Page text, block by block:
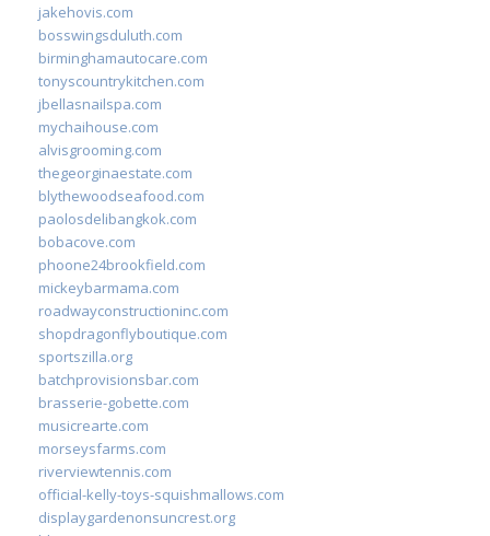
jakehovis.com
bosswingsduluth.com
birminghamautocare.com
tonyscountrykitchen.com
jbellasnailspa.com
mychaihouse.com
alvisgrooming.com
thegeorginaestate.com
blythewoodseafood.com
paolosdelibangkok.com
bobacove.com
phoone24brookfield.com
mickeybarmama.com
roadwayconstructioninc.com
shopdragonflyboutique.com
sportszilla.org
batchprovisionsbar.com
brasserie-gobette.com
musicrearte.com
morseysfarms.com
riverviewtennis.com
official-kelly-toys-squishmallows.com
displaygardenonsuncrest.org